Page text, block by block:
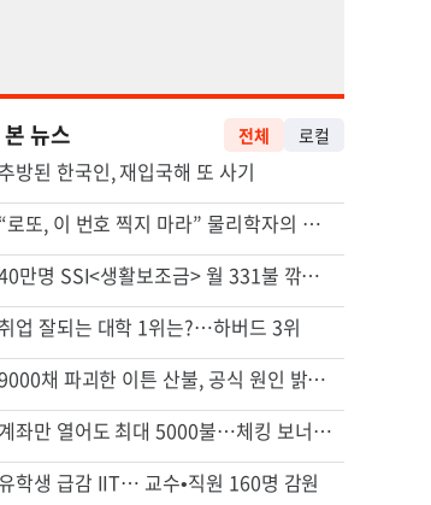
뉴스 전체 로컬
추방된 한국인, 재입국해 또 사기
“로또, 이 번호 찍지 마라” 물리학자의 당첨금 높이는 비밀
40만명 SSI<생활보조금> 월 331불 깎이나
취업 잘되는 대학 1위는?…하버드 3위
9000채 파괴한 이튼 산불, 공식 원인 밝혀졌다
계좌만 열어도 최대 5000불…체킹 보너스 무한 경쟁
학생 급감 IIT… 교수•직원 160명 감원